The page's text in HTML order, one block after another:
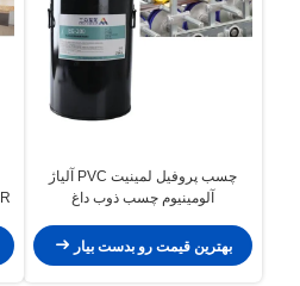
چسب پروفیل لمینیت PVC آلیاژ
آلومینیوم چسب ذوب داغ
بهترین قیمت رو بدست بیار